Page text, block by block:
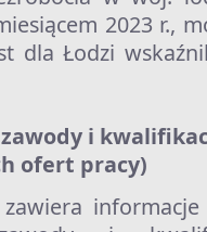
2023 r.,
dla Łodzi
i
ofert pracy)